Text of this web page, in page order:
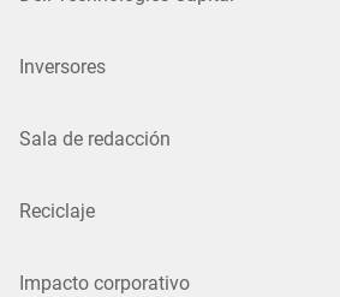
Inversores
Sala de redacción
Reciclaje
Impacto corporativo